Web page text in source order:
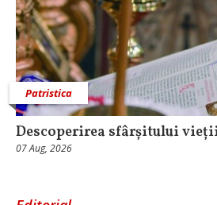
Patristica
Descoperirea sfârșitului
07 Aug, 2026